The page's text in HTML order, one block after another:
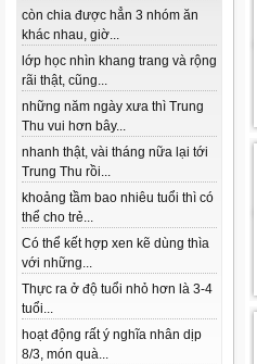
còn chia được hẳn 3 nhóm ăn
khác nhau, giờ...
lớp học nhìn khang trang và rộng
rãi thật, cũng...
những năm ngày xưa thì Trung
Thu vui hơn bây...
nhanh thật, vài tháng nữa lại tới
Trung Thu rồi...
khoảng tầm bao nhiêu tuổi thì có
thể cho trẻ...
Có thể kết hợp xen kẽ dùng thìa
với những...
Thực ra ở độ tuổi nhỏ hơn là 3-4
tuổi...
hoạt động rất ý nghĩa nhân dịp
8/3, món quà...